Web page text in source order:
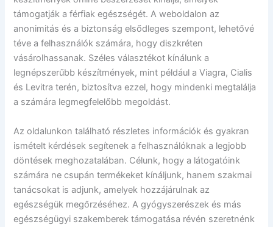
támogatják a férfiak egészségét. A weboldalon az
anonimitás és a biztonság elsődleges szempont, lehetővé
téve a felhasználók számára, hogy diszkréten
vásárolhassanak. Széles választékot kínálunk a
legnépszerűbb készítmények, mint például a Viagra, Cialis
és Levitra terén, biztosítva ezzel, hogy mindenki megtalálja
a számára legmegfelelőbb megoldást.
Az oldalunkon található részletes információk és gyakran
ismételt kérdések segítenek a felhasználóknak a legjobb
döntések meghozatalában. Célunk, hogy a látogatóink
számára ne csupán termékeket kínáljunk, hanem szakmai
tanácsokat is adjunk, amelyek hozzájárulnak az
egészségük megőrzéséhez. A gyógyszerészek és más
egészségügyi szakemberek támogatása révén szeretnénk